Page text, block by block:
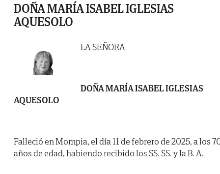
DOÑA MARÍA ISABEL IGLESIAS
AQUESOLO
LA SEÑORA
DOÑA MARÍA ISABEL IGLESIAS
AQUESOLO
Falleció en Mompia, el día 11 de febrero de 2025, a los
años de edad, habiendo recibido los SS. SS. y la B. A.